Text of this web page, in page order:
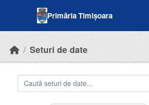
Primăria Timișoara
Seturi de date